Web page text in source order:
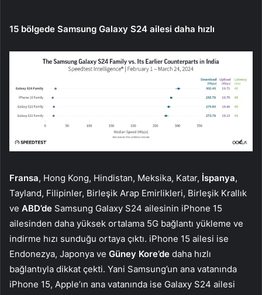
15 bölgede Samsung Galaxy S24 ailesi daha hızlı
Fransa, Hong Kong, Hindistan, Meksika, Katar, İspanya,
Tayland, Filipinler, Birleşik Arap Emirlikleri, Birleşik Krallık
ve ABD’de Samsung Galaxy S24 ailesinin iPhone 15
ailesinden daha yüksek ortalama 5G bağlantı yükleme ve
indirme hızı sunduğu ortaya çıktı. iPhone 15 ailesi ise
Endonezya, Japonya ve Güney Kore’de daha hızlı
bağlantıyla dikkat çekti. Yani Samsung’un ana vatanında
iPhone 15, Apple’ın ana vatanında ise Galaxy S24 ailesi